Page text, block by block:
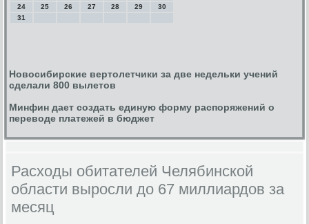
24
25 26 27 28 29
30
31
Новосибирские вертолетчики за две недельки учений
сделали 800 вылетов
Минфин дает создать единую форму распоряжений о
переводе платежей в бюджет
Расходы обитателей Челябинской
области выросли до 67 миллиардов за
месяц